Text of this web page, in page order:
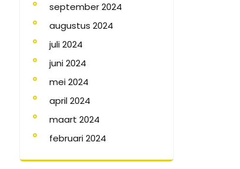
september 2024
augustus 2024
juli 2024
juni 2024
mei 2024
april 2024
maart 2024
februari 2024